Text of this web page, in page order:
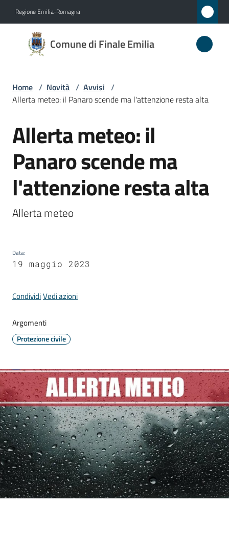
Regione Emilia-Romagna
Comune di Finale Emilia
Comune
di
Emilia
Amministrazione
Novità
Menu selezionato
Servizi
Vivere
Prenotazione
A
e
r
t
e
m
e
t
e
o
Home / Novità / Avvisi /
Allerta meteo: il Panaro scende ma l'attenzione resta alta
Salta al contenuto
Allerta meteo: il
Panaro scende ma
l'attenzione resta alta
Allerta meteo
Data:
19 maggio 2023
CondividiVedi azioni
Argomenti
Protezione civile